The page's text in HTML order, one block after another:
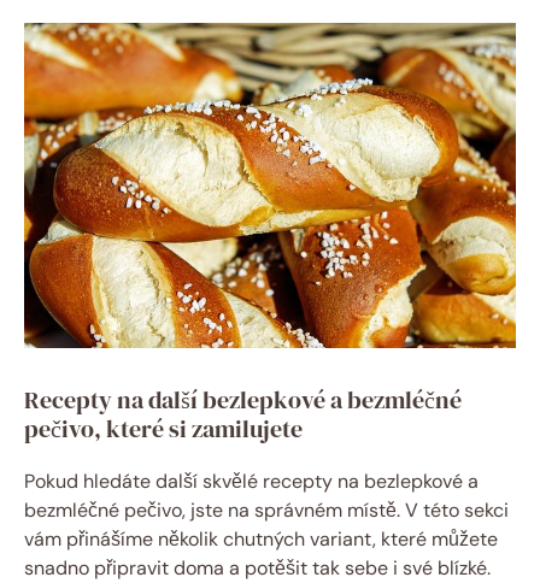
Recepty​ na ‍další bezlepkové ⁣a ​bezmléčné‍
pečivo, které‌ si zamilujete
Pokud⁣ hledáte‍ další ⁢skvělé ‌recepty na ⁣bezlepkové⁢ a
bezmléčné ‌pečivo, ‍jste na správném místě. V ‍této⁣ sekci​
vám přinášíme⁣ několik chutných variant, které ⁤můžete
snadno připravit⁣ doma ⁢a potěšit tak ⁣sebe i ‌své blízké.⁣